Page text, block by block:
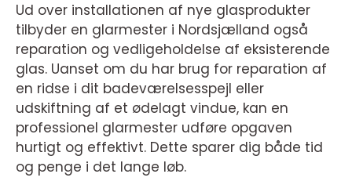
Ud over installationen af nye glasprodukter
tilbyder en glarmester i Nordsjælland også
reparation og vedligeholdelse af eksisterende
glas. Uanset om du har brug for reparation af
en ridse i dit badeværelsesspejl eller
udskiftning af et ødelagt vindue, kan en
professionel glarmester udføre opgaven
hurtigt og effektivt. Dette sparer dig både tid
og penge i det lange løb.